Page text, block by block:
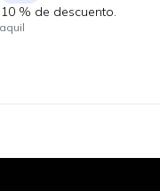
% de descuento.